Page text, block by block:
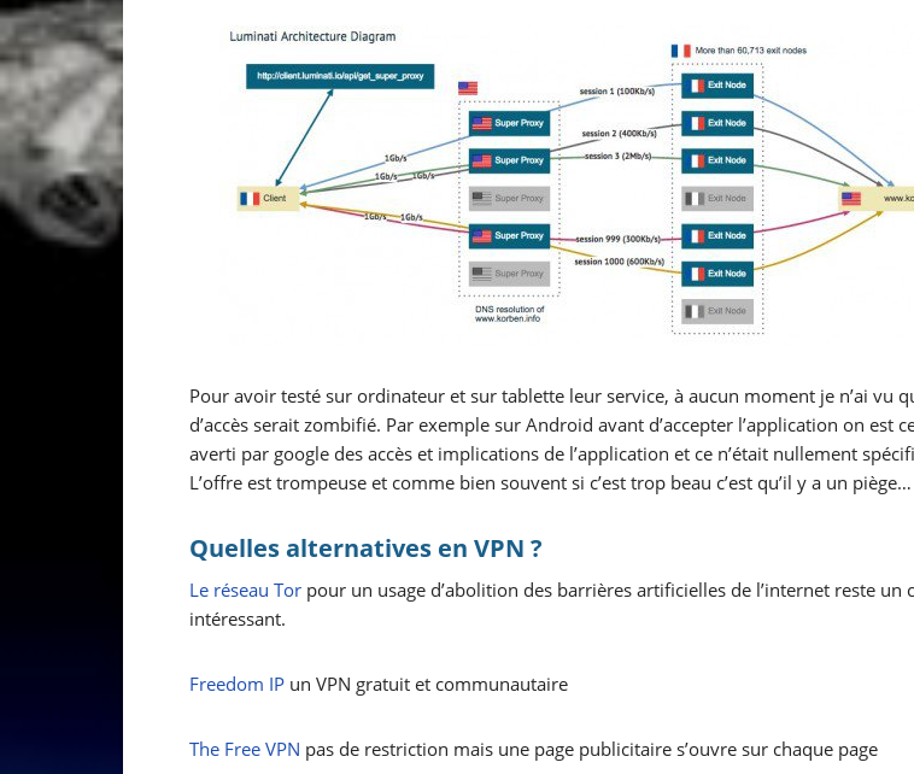
Pour avoir testé sur ordinateur et sur tablette leur service, à aucun moment je n’ai vu
d’accès serait zombifié. Par exemple sur Android avant d’accepter l’application on est
averti par google des accès et implications de l’application et ce n’était nullement
L’offre est trompeuse et comme bien souvent si c’est trop beau c’est qu’il y a un piège…
Quelles alternatives en VPN ?
Le réseau Tor pour un usage d’abolition des barrières artificielles de l’internet reste un
intéressant.
Freedom IP un VPN gratuit et communautaire
The Free VPN pas de restriction mais une page publicitaire s’ouvre sur chaque page